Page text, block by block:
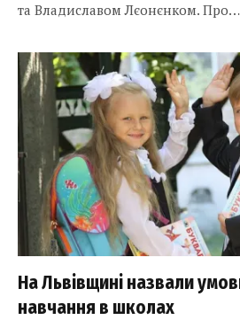
та Владиславом Лєонєнком. Про…
На Львівщині назвали
навчання в школах